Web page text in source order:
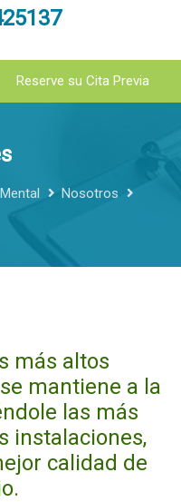
Reserve su Cita Previa
Nosotros
más altos
se mantiene a la
las más
instalaciones,
calidad de